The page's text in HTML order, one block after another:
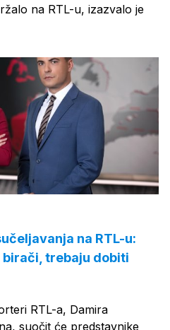
na RTL-u, izazvalo je
na RTL-u:
trebaju dobiti
RTL-a, Damira
suočit će predstavnike